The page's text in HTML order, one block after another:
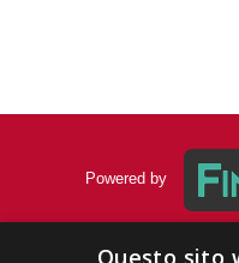
Powered by
Questo sito